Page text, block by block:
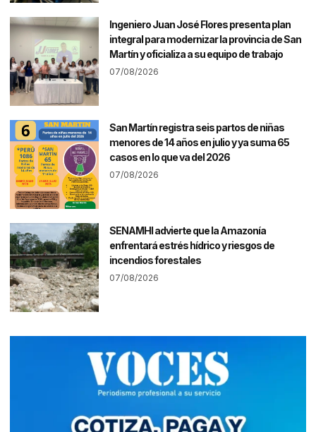
Ingeniero Juan José Flores presenta plan
integral para modernizar la provincia de San
Martín y oficializa a su equipo de trabajo
07/08/2026
San Martín registra seis partos de niñas
menores de 14 años en julio y ya suma 65
casos en lo que va del 2026
07/08/2026
SENAMHI advierte que la Amazonía
enfrentará estrés hídrico y riesgos de
incendios forestales
07/08/2026